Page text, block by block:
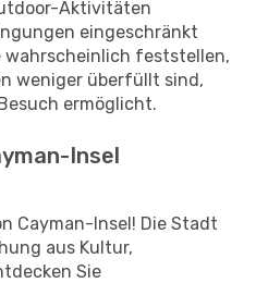
Aktivitäten
eingeschränkt
wahrscheinlich feststellen,
weniger überfüllt sind,
ermöglicht.
Insel
Cayman-Insel! Die Stadt
aus Kultur,
Sie